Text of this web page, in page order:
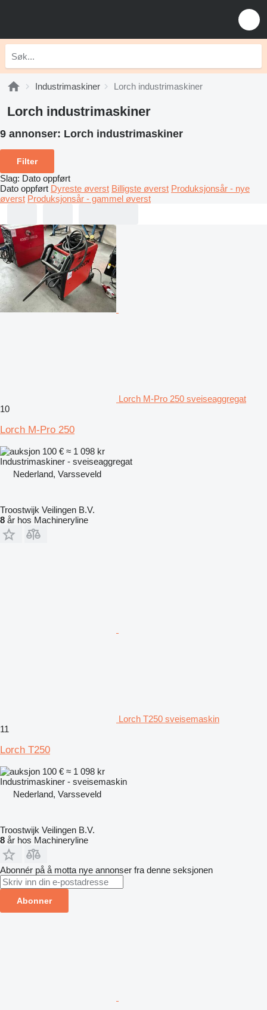
Industrimaskiner Lorch industrimaskiner
Lorch industrimaskiner
9 annonser: Lorch industrimaskiner
Filter
Slag: Dato oppført
Dato oppført Dyreste øverst Billigste øverst Produksjonsår - nye
øverst Produksjonsår - gammel øverst
Lorch M-Pro 250 sveiseaggregat
10
Lorch M-Pro 250
100 € ≈ 1 098 kr
Industrimaskiner - sveiseaggregat
Nederland, Varsseveld
Troostwijk Veilingen B.V.
8 år hos Machineryline
Lorch T250 sveisemaskin
11
Lorch T250
100 € ≈ 1 098 kr
Industrimaskiner - sveisemaskin
Nederland, Varsseveld
Troostwijk Veilingen B.V.
8 år hos Machineryline
Abonnér på å motta nye annonser fra denne seksjonen
Abonner